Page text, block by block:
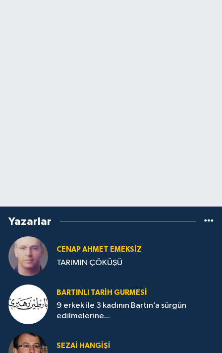
Yazarlar
CENAP AHMET EMEKSİZ
TARIMIN ÇÖKÜŞÜ
BARTINLI TARIH GURMESI
9 erkek ile 3 kadının Bartın’a sürgün
edilmelerine...
SEZAI HANGİŞİ